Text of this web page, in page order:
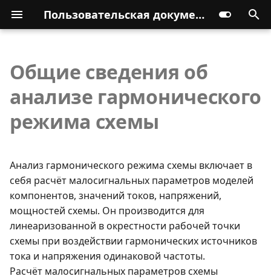
Пользовательская документация
Общие сведения об
анализе гармонического
режима схемы
Анализ гармонического режима схемы включает в
себя расчёт малосигнальных параметров моделей
компонентов, значений токов, напряжений,
мощностей схемы. Он производится для
линеаризованной в окрестности рабочей точки
схемы при воздействии гармонических источников
тока и напряжения одинаковой частоты.
Расчёт малосигнальных параметров схемы